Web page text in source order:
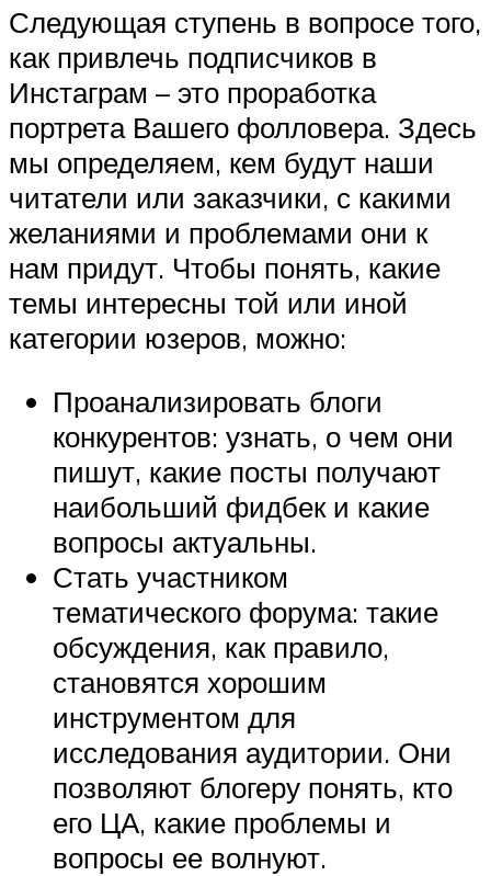
Следующая ступень в вопросе того,
как привлечь подписчиков в
Инстаграм – это проработка
портрета Вашего фолловера. Здесь
мы определяем, кем будут наши
читатели или заказчики, с какими
желаниями и проблемами они к
нам придут. Чтобы понять, какие
темы интересны той или иной
категории юзеров, можно:
Проанализировать блоги
конкурентов: узнать, о чем они
пишут, какие посты получают
наибольший фидбек и какие
вопросы актуальны.
Стать участником
тематического форума: такие
обсуждения, как правило,
становятся хорошим
инструментом для
исследования аудитории. Они
позволяют блогеру понять, кто
его ЦА, какие проблемы и
вопросы ее волнуют.